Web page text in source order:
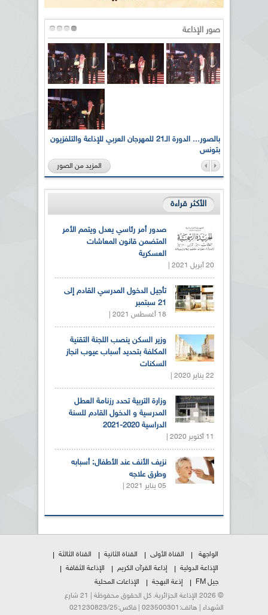
صور الإذاعة
بالصور... الدورة الـ21 للمهرجان العربي للإذاعة والتلفزيون
بتونس
المزيد من الصور
الأكثر قراءة
صدور أمر رئاسي يعدل ويتمم الأمر
المتضمن قانون المعاشات
العسكرية
20 أبريل 2021 |
تأجيل الدخول المدرسي القادم إلى
21 سبتمبر
18 أغسطس 2021 |
وزير السكن ينصب اللجنة التقنية
المكلفة بتحديد أسباب عيوب انجاز
السكنات
22 يناير 2020 |
وزارة التربية تحدد رزنامة العطل
المدرسية و الدخول القادم للسنة
الدراسية 2020-2021
11 أكتوبر 2020 |
نزيف الأنف عند الأطفال: أسبابه
وطرق علاجه
05 يناير 2021 |
الواجهة القناة الأولى القناة الثانية
القناة الثالثة
الإذاعة الدولية
إذاعة القرآن الكريم
الإذاعة الثقافة
جيل FM
إذعة البهجة
الإذاعات المحلية
© 2026 الإذاعة الجزائرية. كل الحقوق محفوظة | 21 شارع
الشهداء | هاتف:023500301 | فاكس:021230823/25